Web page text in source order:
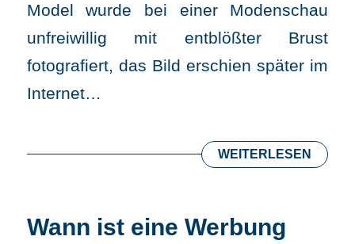
Model wurde bei einer Modenschau
unfreiwillig mit entblößter Brust
fotografiert, das Bild erschien später im
Internet…
WEITERLESEN
Wann ist eine Werbung